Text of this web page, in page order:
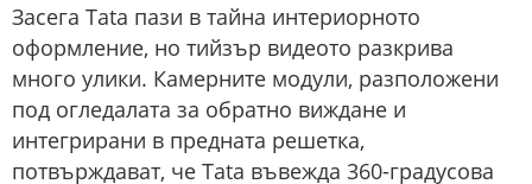
Засега Tata пази в тайна интериорното
оформление, но тийзър видеото разкрива
много улики. Камерните модули, разположени
под огледалата за обратно виждане и
интегрирани в предната решетка,
потвърждават, че Tata въвежда 360-градусова